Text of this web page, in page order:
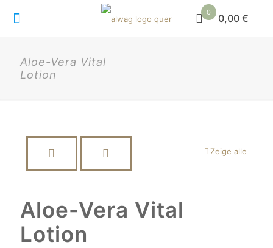
0 0,00 €
Aloe-Vera Vital
Lotion
Zeige alle
Aloe-Vera Vital
Lotion